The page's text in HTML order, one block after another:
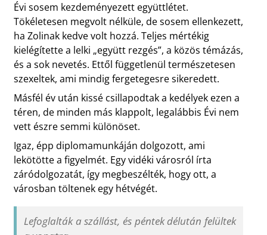
Évi sosem kezdeményezett együttlétet.
Tökéletesen megvolt nélküle, de sosem ellenkezett,
ha Zolinak kedve volt hozzá. Teljes mértékig
kielégítette a lelki „együtt rezgés”, a közös témázás,
és a sok nevetés. Ettől függetlenül természetesen
szexeltek, ami mindig fergetegesre sikeredett.
Másfél év után kissé csillapodtak a kedélyek ezen a
téren, de minden más klappolt, legalábbis Évi nem
vett észre semmi különöset.
Igaz, épp diplomamunkáján dolgozott, ami
lekötötte a figyelmét. Egy vidéki városról írta
záródolgozatát, így megbeszélték, hogy ott, a
városban töltenek egy hétvégét.
Lefoglalták a szállást, és péntek délután felültek